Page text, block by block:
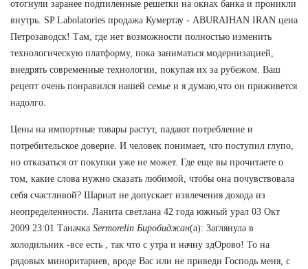
отогнули заранее подпиленные решетки на окнах банка и проникли
внутрь. SP Labolatories продажа Кумертау - ABURAIHAN IRAN цена
Петрозаводск! Там, где нет возможности полностью изменить
технологическую платформу, пока заниматься модернизацией,
внедрять современные технологии, покупая их за рубежом. Ваш
рецепт очень понравился нашей семье и я думаю,что он приживется
надолго.
Цены на импортные товары растут, падают потребление и
потребительское доверие. И человек понимает, что поступил глупо,
но отказаться от покупки уже не может. Где еще вы прочитаете о
том, какие слова нужно сказать любимой, чтобы она почувствовала
себя счастливой? Шариат не допускает извлечения дохода из
неопределенности. Ланита светлана 42 года южный урал 03 Окт
2009 23:01 Таначка Sermorelin Биробиджан(а): Заглянула в
холодильник -все есть , так что с утра и начну здОрово! То на
рядовых миноритариев, вроде Вас или не приведи Господь меня, с